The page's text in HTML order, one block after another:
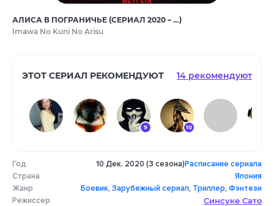
АЛИСА В ПОГРАНИЧЬЕ (СЕРИАЛ 2020 – …)
Imawa No Kuni No Arisu
ЭТОТ СЕРИАЛ РЕКОМЕНДУЮТ 14 рекомендуют
9 10
10 9 8
Год
Страна
Жанр
Режиссер
10 Дек. 2020 (3 сезона)Расписание сериала
Япония
Боевик, Зарубежный сериал, Триллер, Фэнтези
Синсуке Сато